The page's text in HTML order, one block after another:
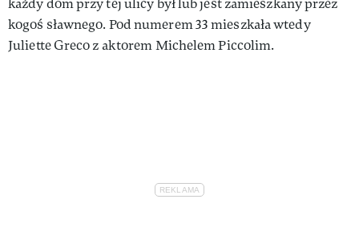
każdy dom przy tej ulicy był lub jest zamieszkany przez
kogoś sławnego. Pod numerem 33 mieszkała wtedy
Juliette Greco z aktorem Michelem Piccolim.